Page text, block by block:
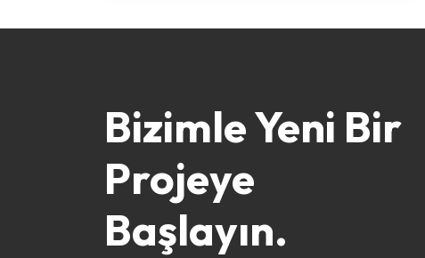
Bizimle Yeni Bir
Projeye
Başlayın.